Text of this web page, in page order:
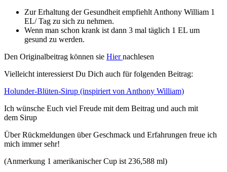
Zur Erhal­tung der Gesund­heit emp­fiehlt Antho­ny Wil­liam 1
EL/ Tag zu sich zu nehmen.
Wenn man schon krank ist dann 3 mal täg­lich 1 EL um
gesund zu werden.
Den Ori­gi­nal­bei­trag kön­nen sie Hiernach­le­sen
Viel­leicht inter­es­sierst Du Dich auch für fol­gen­den Beitrag:
Holun­der-Blü­ten-Sirup (inspi­riert von Antho­ny William)
Ich wün­sche Euch viel Freu­de mit dem Bei­trag und auch mit
dem Sirup
Über Rück­mel­dun­gen über Geschmack und Erfah­run­gen freue ich
mich immer sehr!
(Anmer­kung 1 ame­ri­ka­ni­scher Cup ist 236,588 ml)